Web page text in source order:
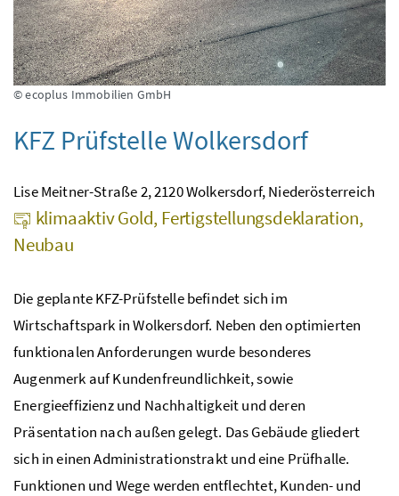
© ecoplus Immobilien GmbH
KFZ Prüfstelle Wolkersdorf
Lise Meitner-Straße 2, 2120 Wolkersdorf, Niederösterreich
klimaaktiv Gold, Fertigstellungsdeklaration,
Neubau
Die geplante KFZ-Prüfstelle befindet sich im
Wirtschaftspark in Wolkersdorf. Neben den optimierten
funktionalen Anforderungen wurde besonderes
Augenmerk auf Kundenfreundlichkeit, sowie
Energieeffizienz und Nachhaltigkeit und deren
Präsentation nach außen gelegt. Das Gebäude gliedert
sich in einen Administrationstrakt und eine Prüfhalle.
Funktionen und Wege werden entflechtet, Kunden- und